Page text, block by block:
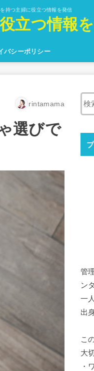
持つ主婦に役立つ情報を発信
立つ情報
バシーポリシー
rintamama
選びで
管
ン
一
出
こ
大
・